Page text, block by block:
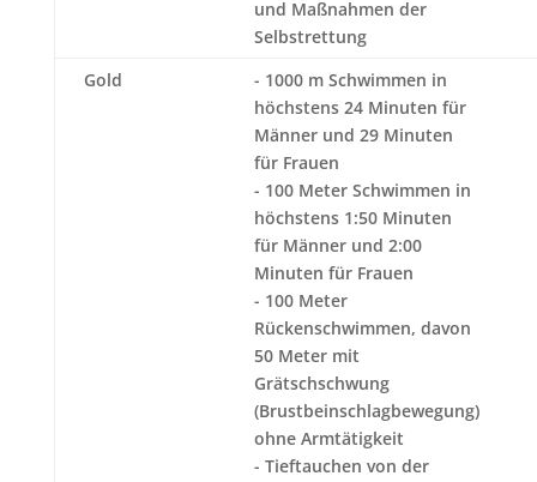
und Maßnahmen der
Selbstrettung
Gold
- 1000 m Schwimmen in
höchstens 24 Minuten für
Männer und 29 Minuten
für Frauen
- 100 Meter Schwimmen in
höchstens 1:50 Minuten
für Männer und 2:00
Minuten für Frauen
- 100 Meter
Rückenschwimmen, davon
50 Meter mit
Grätschschwung
(Brustbeinschlagbewegung)
ohne Armtätigkeit
- Tieftauchen von der